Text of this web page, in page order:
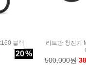
블랙
20%
리트만 청진기
500,000원